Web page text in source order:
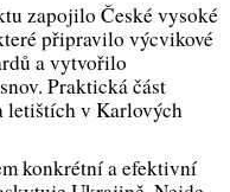
zapojilo České vysoké
připravilo výcvikové
a vytvořilo
Praktická část
letištích v Karlových
konkrétní a efektivní